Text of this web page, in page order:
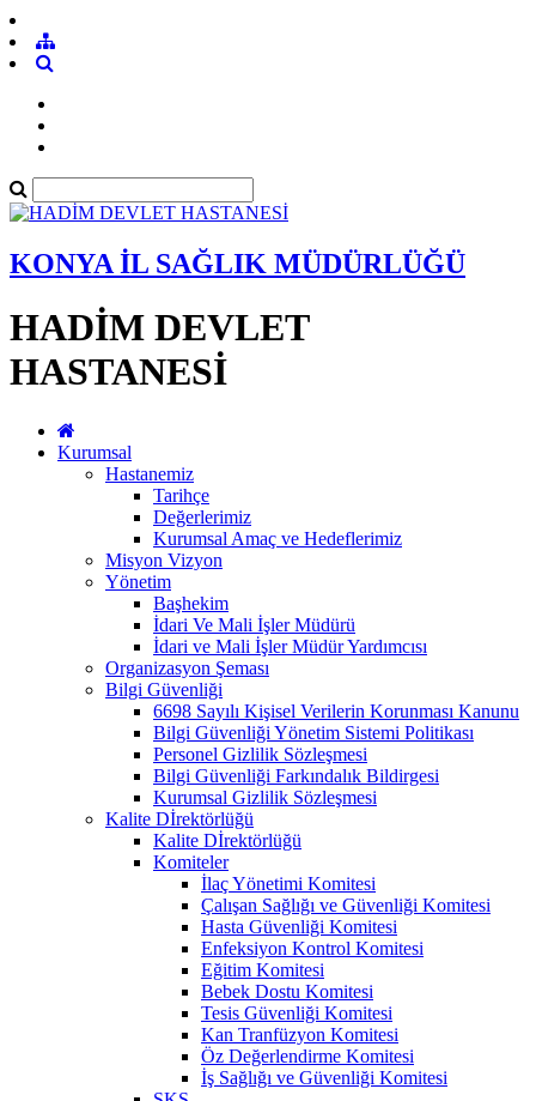
KONYA İL SAĞLIK MÜDÜRLÜĞÜ
HADİM DEVLET
HASTANESİ
Kurumsal
Hastanemiz
Tarihçe
Değerlerimiz
Kurumsal Amaç ve Hedeflerimiz
Misyon Vizyon
Yönetim
Başhekim
İdari Ve Mali İşler Müdürü
İdari ve Mali İşler Müdür Yardımcısı
Organizasyon Şeması
Bilgi Güvenliği
6698 Sayılı Kişisel Verilerin Korunması Kanunu
Bilgi Güvenliği Yönetim Sistemi Politikası
Personel Gizlilik Sözleşmesi
Bilgi Güvenliği Farkındalık Bildirgesi
Kurumsal Gizlilik Sözleşmesi
Kalite Dİrektörlüğü
Kalite Dİrektörlüğü
Komiteler
İlaç Yönetimi Komitesi
Çalışan Sağlığı ve Güvenliği Komitesi
Hasta Güvenliği Komitesi
Enfeksiyon Kontrol Komitesi
Eğitim Komitesi
Bebek Dostu Komitesi
Tesis Güvenliği Komitesi
Kan Tranfüzyon Komitesi
Öz Değerlendirme Komitesi
İş Sağlığı ve Güvenliği Komitesi